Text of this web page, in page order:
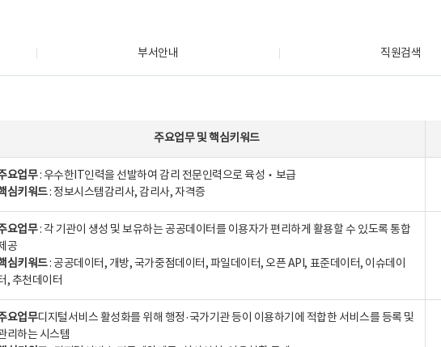
부서안내 직원검색
주요업무및핵심키워드
요업무: 우수한IT인력을 선발하여 감리 전문인력으로 육성‧보급
심키워드: 정보시스템감리사, 감리사, 자격증
요업무: 각 기관이 생성 및 보유하는 공공데이터를 이용자가 편리하게 활용할 수 있도록 통합
공
심키워드: 공공데이터, 개방, 국가중점데이터, 파일데이터, 오픈 API, 표준데이터, 이슈데이
, 추천데이터
요업무디지털서비스 활성화를 위해 행정·국가기관 등이 이용하기에 적합한 서비스를 등록 및
리하는 시스템